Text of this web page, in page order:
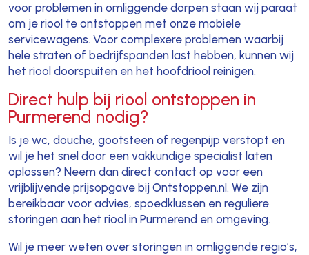
voor problemen in omliggende dorpen staan wij paraat
om je riool te ontstoppen met onze mobiele
servicewagens. Voor complexere problemen waarbij
hele straten of bedrijfspanden last hebben, kunnen wij
het riool doorspuiten en het hoofdriool reinigen.
Direct hulp bij riool ontstoppen in
Purmerend nodig?
Is je wc, douche, gootsteen of regenpijp verstopt en
wil je het snel door een vakkundige specialist laten
oplossen? Neem dan direct contact op voor een
vrijblijvende prijsopgave bij Ontstoppen.nl. We zijn
bereikbaar voor advies, spoedklussen en reguliere
storingen aan het riool in Purmerend en omgeving.
Wil je meer weten over storingen in omliggende regio’s,